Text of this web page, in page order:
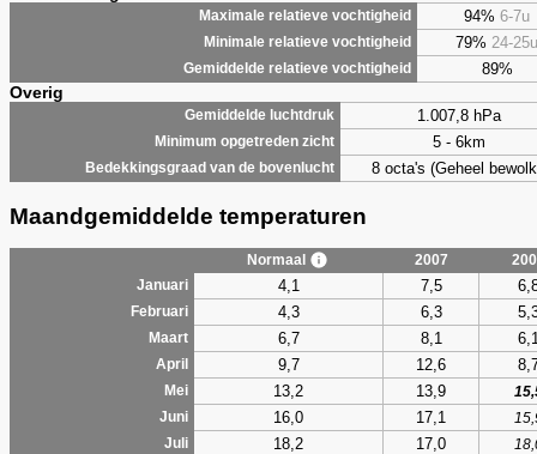
Maximale relatieve vochtigheid 94% 6-7u
Minimale relatieve vochtigheid 79% 24-25u
Gemiddelde relatieve vochtigheid 89%
Overig
Gemiddelde luchtdruk 1.007,8 hPa
Minimum opgetreden zicht 5 - 6km
Bedekkingsgraad van de bovenlucht 8 octa's (Geheel
Maandgemiddelde temperaturen
Normaal 2007
Januari
4,1 7,5
Februari 4,3 6,3
Maart 6,7 8,1
April 9,7 12,6
Mei 13,2 13,9
Juni
16,0 17,1
Juli
18,2 17,0